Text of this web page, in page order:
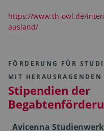
https://www.th-owl.de/
ausland/
FÖRDERUNG FÜR
MIT
Stipendien der
Avicenna Studienwerk